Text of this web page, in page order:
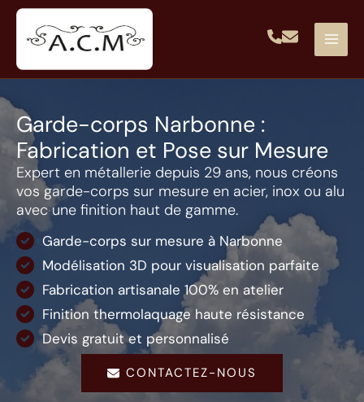
Aller
Garde-corps Narbonne :
Fabrication et Pose sur Mesure
Expert en métallerie depuis 29 ans, nous créons
vos garde-corps sur mesure en acier, inox ou alu
avec une finition haut de gamme.
Garde-corps sur mesure à Narbonne
Modélisation 3D pour visualisation parfaite
Fabrication artisanale 100% en atelier
Finition thermolaquage haute résistance
Devis gratuit et personnalisé
CONTACTEZ-NOUS